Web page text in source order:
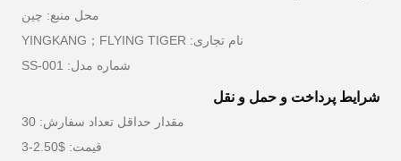
محل منبع: چین
نام تجاری: YINGKANG；FLYING TIGER
شماره مدل: SS-001
شرایط پرداخت و حمل و نقل
مقدار حداقل تعداد سفارش: 30
قیمت: $2.50-3